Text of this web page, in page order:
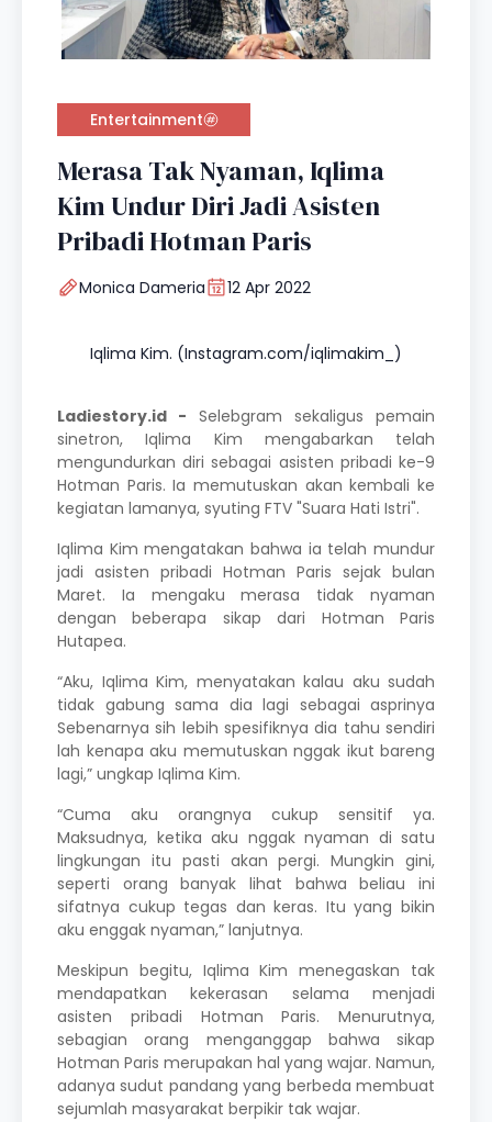
Entertainment
Merasa Tak Nyaman, Iqlima
Kim Undur Diri Jadi Asisten
Pribadi Hotman Paris
Monica Dameria 12 Apr 2022
Iqlima Kim. (Instagram.com/iqlimakim_)
Ladiestory.id - Selebgram sekaligus pemain
sinetron, Iqlima Kim mengabarkan telah
mengundurkan diri sebagai asisten pribadi ke-9
Hotman Paris. Ia memutuskan akan kembali ke
kegiatan lamanya, syuting FTV "Suara Hati Istri".
Iqlima Kim mengatakan bahwa ia telah mundur
jadi asisten pribadi Hotman Paris sejak bulan
Maret. Ia mengaku merasa tidak nyaman
dengan beberapa sikap dari Hotman Paris
Hutapea.
“Aku, Iqlima Kim, menyatakan kalau aku sudah
tidak gabung sama dia lagi sebagai asprinya
Sebenarnya sih lebih spesifiknya dia tahu sendiri
lah kenapa aku memutuskan nggak ikut bareng
lagi,” ungkap Iqlima Kim.
“Cuma aku orangnya cukup sensitif ya.
Maksudnya, ketika aku nggak nyaman di satu
lingkungan itu pasti akan pergi. Mungkin gini,
seperti orang banyak lihat bahwa beliau ini
sifatnya cukup tegas dan keras. Itu yang bikin
aku enggak nyaman,” lanjutnya.
Meskipun begitu, Iqlima Kim menegaskan tak
mendapatkan kekerasan selama menjadi
asisten pribadi Hotman Paris. Menurutnya,
sebagian orang menganggap bahwa sikap
Hotman Paris merupakan hal yang wajar. Namun,
adanya sudut pandang yang berbeda membuat
sejumlah masyarakat berpikir tak wajar.